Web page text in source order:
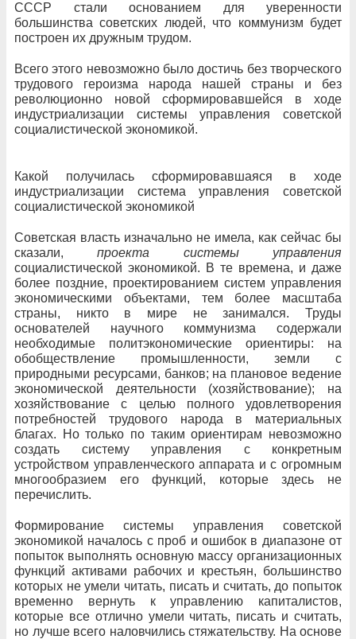
СССР стали основанием для уверенности
большинства советских людей, что коммунизм будет
построен их дружным трудом.
Всего этого невозможно было достичь без творческого
трудового героизма народа нашей страны и без
революционно новой сформировавшейся в ходе
индустриализации системы управления советской
социалистической экономикой.
Какой получилась сформировавшаяся в ходе
индустриализации система управления советской
социалистической экономикой
Советская власть изначально не имела, как сейчас бы
сказали,проекта системы управления
социалистической экономикой. В те времена, и даже
более поздние, проектированием систем управления
экономическими объектами, тем более масштаба
страны, никто в мире не занимался. Труды
основателей научного коммунизма содержали
необходимые политэкономические ориентиры: на
обобществление промышленности, земли с
природными ресурсами, банков; на плановое ведение
экономической деятельности (хозяйствование); на
хозяйствование с целью полного удовлетворения
потребностей трудового народа в материальных
благах. Но только по таким ориентирам невозможно
создать систему управления с конкретным
устройством управленческого аппарата и с огромным
многообразием его функций, которые здесь не
перечислить.
Формирование системы управления советской
экономикой началось с проб и ошибок в диапазоне от
попыток выполнять основную массу организационных
функций активами рабочих и крестьян, большинство
которых не умели читать, писать и считать, до попыток
временно вернуть к управлению капиталистов,
которые все отлично умели читать, писать и считать,
но лучше всего наловчились стяжательству. На основе